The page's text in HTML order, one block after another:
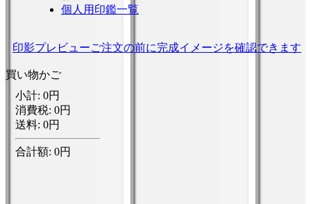
個人用印鑑一覧
印影プレビューご注文の前に完成イメージを確認できます
買い物かご